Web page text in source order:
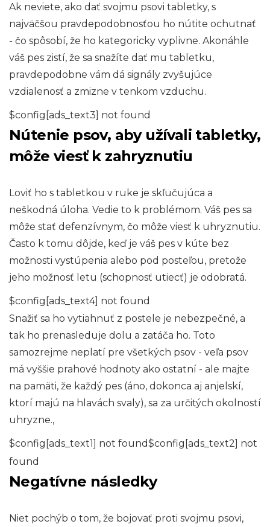
Ak neviete, ako dať svojmu psovi tabletky, s
najväčšou pravdepodobnosťou ho nútite ochutnať
- čo spôsobí, že ho kategoricky vyplivne. Akonáhle
váš pes zistí, že sa snažíte dať mu tabletku,
pravdepodobne vám dá signály zvyšujúce
vzdialenosť a zmizne v tenkom vzduchu.
$config[ads_text3] not found
Nútenie psov, aby užívali tabletky,
môže viesť k zahryznutiu
Loviť ho s tabletkou v ruke je skľučujúca a
neškodná úloha. Vedie to k problémom. Váš pes sa
môže stať defenzívnym, čo môže viesť k uhryznutiu.
Často k tomu dôjde, keď je váš pes v kúte bez
možnosti vystúpenia alebo pod posteľou, pretože
jeho možnosť letu (schopnosť utiecť) je odobratá.
$config[ads_text4] not found
Snažiť sa ho vytiahnuť z postele je nebezpečné, a
tak ho prenasleduje dolu a zatáča ho. Toto
samozrejme neplatí pre všetkých psov - veľa psov
má vyššie prahové hodnoty ako ostatní - ale majte
na pamäti, že každý pes (áno, dokonca aj anjelskí,
ktorí majú na hlavách svaly), sa za určitých okolností
uhryzne.,
$config[ads_text1] not found$config[ads_text2] not
found
Negatívne následky
Niet pochýb o tom, že bojovať proti svojmu psovi,